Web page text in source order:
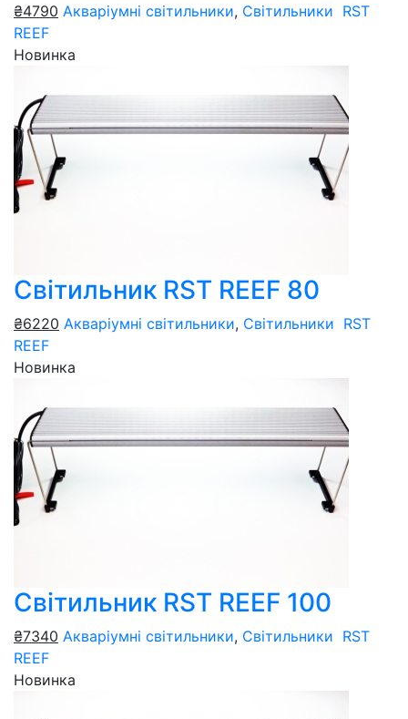
₴4790 Акваріумні світильники, Світильники RST
REEF
Новинка
Світильник RST REEF 80
₴6220 Акваріумні світильники, Світильники RST
REEF
Новинка
Світильник RST REEF 100
₴7340 Акваріумні світильники, Світильники RST
REEF
Новинка